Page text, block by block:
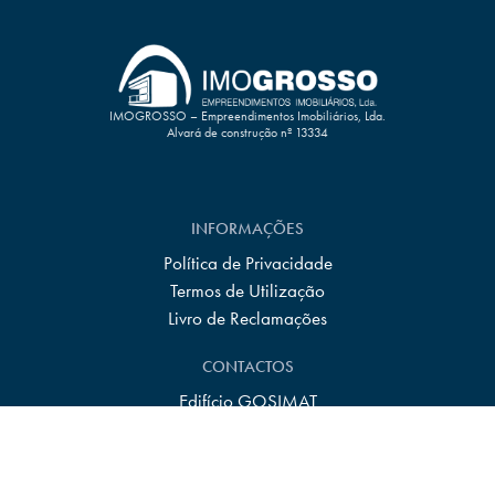
IMOGROSSO – Empreendimentos Imobiliários, Lda.
Alvará de construção nº 13334
INFORMAÇÕES
Política de Privacidade
Termos de Utilização
Livro de Reclamações
CONTACTOS
Edifício GOSIMAT